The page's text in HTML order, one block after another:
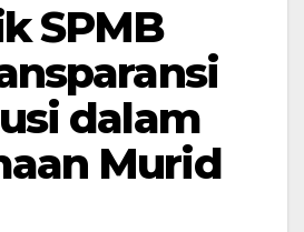
SPMB
dalam
Murid